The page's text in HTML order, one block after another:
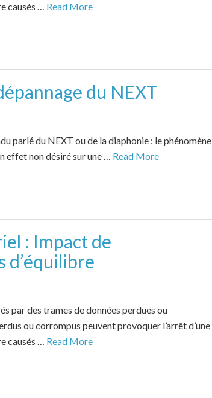
causés … Read More
du NEXT
parlé du NEXT ou de la diaphonie : le phénomène
effet non désiré sur une … Read More
: Impact de
d’équilibre
par des trames de données perdues ou
ou corrompus peuvent provoquer l’arrêt d’une
causés … Read More